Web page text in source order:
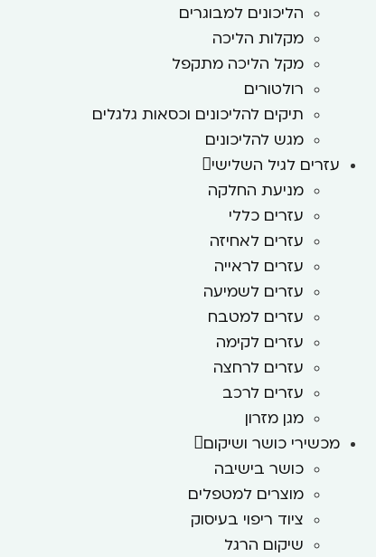
הליכונים למבוגרים
מקלות הליכה
מקל הליכה מתקפל
רולטורים
תיקים להליכונים וכסאות גלגלים
מגש להליכונים
עזרים לגיל השלישי
מניעת החלקה
עזרים כללי
עזרים לאחיזה
עזרים לראייה
עזרים לשמיעה
עזרים למטבח
עזרים לקימה
עזרים לרחצה
עזרים לרכב
מגן מזרון
מכשירי כושר ושיקום
כושר בישיבה
מוצרים למטפלים
ציוד ריפוי בעיסוק
שיקום הרגל